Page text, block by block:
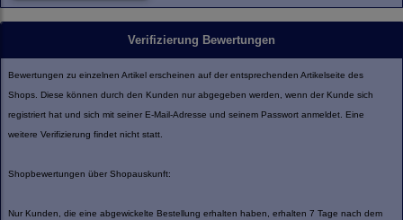
Verifizierung Bewertungen
Bewertungen zu einzelnen Artikel erscheinen auf der entsprechenden Artikelseite des
Shops. Diese können durch den Kunden nur abgegeben werden, wenn der Kunde sich
registriert hat und sich mit seiner E-Mail-Adresse und seinem Passwort anmeldet. Eine
weitere Verifizierung findet nicht statt.
Shopbewertungen über Shopauskunft:
Nur Kunden, die eine abgewickelte Bestellung erhalten haben, erhalten 7 Tage nach dem